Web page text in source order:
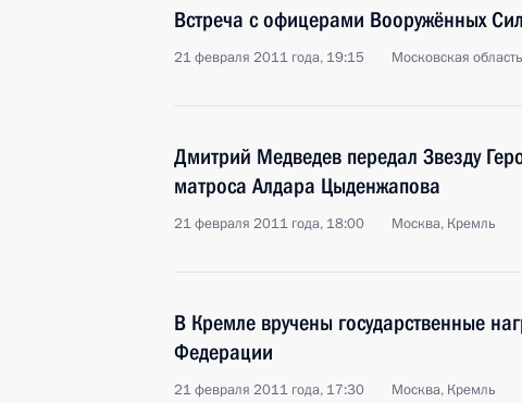
Встреча с офицерами Вооружённых Сил
21 февраля 2011 года, 19:15 Московская
Дмитрий Медведев передал Звезду
матроса Алдара Цыденжапова
21 февраля 2011 года, 18:00 Москва, Кремль
В Кремле вручены государственные
Федерации
21 февраля 2011 года, 17:30 Москва, Кремль